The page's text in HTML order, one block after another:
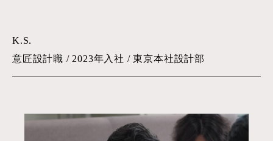
K.S.
意匠設計職 / 2023年入社 / 東京本社設計部